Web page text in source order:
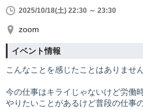
2025/10/18(土) 22:30 ～ 23:30
zoom
イベント情報
こんなことを感じたことはありませ
今の仕事はキライじゃないけど労働
やりたいことがあるけど普段の仕事